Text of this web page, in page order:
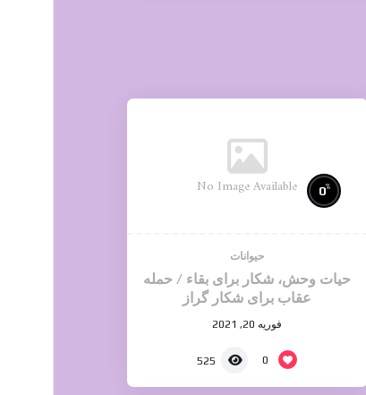
No Image Available 0%
حیوانات
حیات وحش، شکار برای بقاء / حمله
عقاب برای شکار گراز
فوریه 20, 2021
0
525